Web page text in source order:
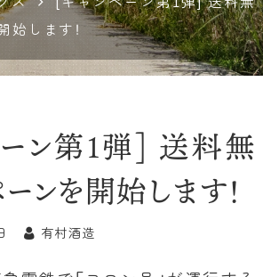
始します！
ン第1弾] 送料無
ンを開始します！
有村酒造